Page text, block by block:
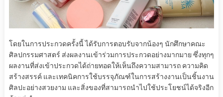
โดยในการประกวดครั้งนี้ ได้รับการตอบรับจากน้องๆ นักศึกษาคณะ
ศิลปกรรมศาสตร์ ส่งผลงานเข้าร่วมการประกวดอย่างมากมาย ซึ่งทุกๆ
ผลงานที่ส่งเข้าประกวดได้ถ่ายทอดให้เห็นถึงความสามารถ ความคิด
สร้างสรรค์ และเทคนิคการใช้บรรจุภัณฑ์ในการสร้างงานเป็นชิ้นงาน
ศิลปะอย่างสวยงาม และสิ่งของที่สามารถนำไปใช้ประโยชน์ได้จริงอีก